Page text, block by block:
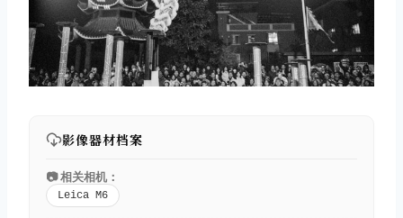
影像器材档案
📷 相关相机：
Leica M6